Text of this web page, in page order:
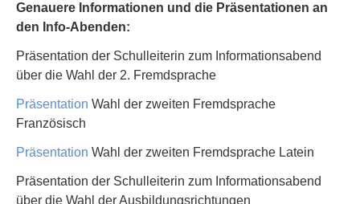
Genauere Informationen und die Präsentationen an
den Info-Abenden:
Präsentation der Schulleiterin zum Informationsabend
über die Wahl der 2. Fremdsprache
Präsentation Wahl der zweiten Fremdsprache
Französisch
Präsentation Wahl der zweiten Fremdsprache Latein
Präsentation der Schulleiterin zum Informationsabend
über die Wahl der Ausbildungsrichtungen